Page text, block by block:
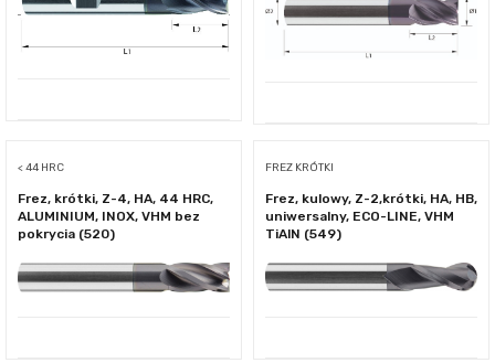
< 44 HRC
Frez, krótki, Z-4, HA, 44 HRC,
ALUMINIUM, INOX, VHM bez
pokrycia (520)
FREZ KRÓTKI
Frez, kulowy, Z-2,krótki, HA, HB,
uniwersalny, ECO-LINE, VHM
TiAlN (549)